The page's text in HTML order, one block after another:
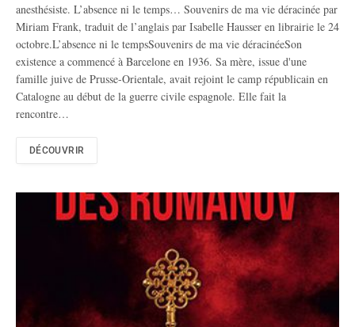
anesthésiste. L’absence ni le temps… Souvenirs de ma vie déracinée par
Miriam Frank, traduit de l’anglais par Isabelle Hausser en librairie le 24
octobre.L’absence ni le tempsSouvenirs de ma vie déracinéeSon
existence a commencé à Barcelone en 1936. Sa mère, issue d'une
famille juive de Prusse-Orientale, avait rejoint le camp républicain en
Catalogne au début de la guerre civile espagnole. Elle fait la
rencontre…
DÉCOUVRIR